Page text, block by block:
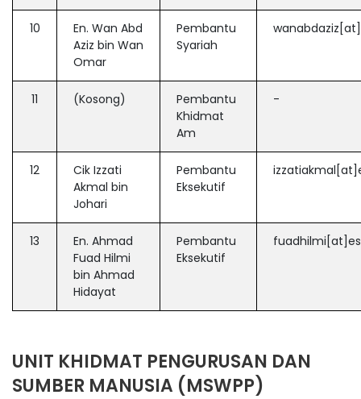
10
En. Wan Abd
Aziz bin Wan
Omar
Pembantu
Syariah
11 (Kosong)
Pembantu
Khidmat
Am
-
12
Cik Izzati
Akmal bin
Johari
Pembantu
Eksekutif
13
En. Ahmad
Fuad Hilmi
bin Ahmad
Hidayat
Pembantu
Eksekutif
UNIT KHIDMAT PENGURUSAN DAN
SUMBER MANUSIA (MSWPP)